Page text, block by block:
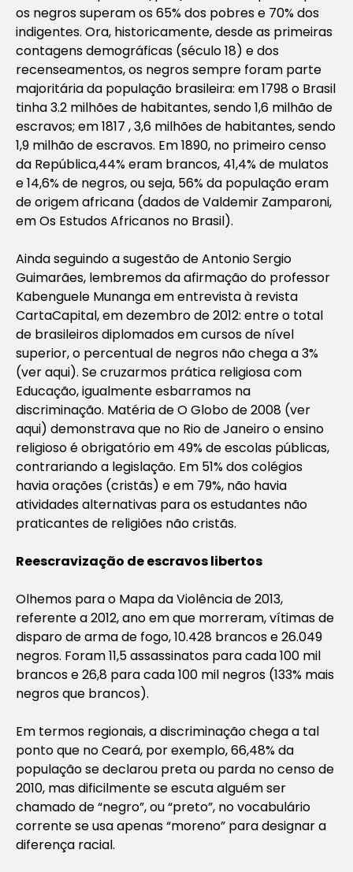
os negros superam os 65% dos pobres e 70% dos
indigentes. Ora, historicamente, desde as primeiras
contagens demográficas (século 18) e dos
recenseamentos, os negros sempre foram parte
majoritária da população brasileira: em 1798 o Brasil
tinha 3.2 milhões de habitantes, sendo 1,6 milhão de
escravos; em 1817 , 3,6 milhões de habitantes, sendo
1,9 milhão de escravos. Em 1890, no primeiro censo
da República,44% eram brancos, 41,4% de mulatos
e 14,6% de negros, ou seja, 56% da população eram
de origem africana (dados de Valdemir Zamparoni,
em Os Estudos Africanos no Brasil).
Ainda seguindo a sugestão de Antonio Sergio
Guimarães, lembremos da afirmação do professor
Kabenguele Munanga em entrevista à revista
CartaCapital, em dezembro de 2012: entre o total
de brasileiros diplomados em cursos de nível
superior, o percentual de negros não chega a 3%
(ver aqui). Se cruzarmos prática religiosa com
Educação, igualmente esbarramos na
discriminação. Matéria de O Globo de 2008 (ver
aqui) demonstrava que no Rio de Janeiro o ensino
religioso é obrigatório em 49% de escolas públicas,
contrariando a legislação. Em 51% dos colégios
havia orações (cristãs) e em 79%, não havia
atividades alternativas para os estudantes não
praticantes de religiões não cristãs.
Reescravização de escravos libertos
Olhemos para o Mapa da Violência de 2013,
referente a 2012, ano em que morreram, vítimas de
disparo de arma de fogo, 10.428 brancos e 26.049
negros. Foram 11,5 assassinatos para cada 100 mil
brancos e 26,8 para cada 100 mil negros (133% mais
negros que brancos).
Em termos regionais, a discriminação chega a tal
ponto que no Ceará, por exemplo, 66,48% da
população se declarou preta ou parda no censo de
2010, mas dificilmente se escuta alguém ser
chamado de “negro”, ou “preto”, no vocabulário
corrente se usa apenas “moreno” para designar a
diferença racial.